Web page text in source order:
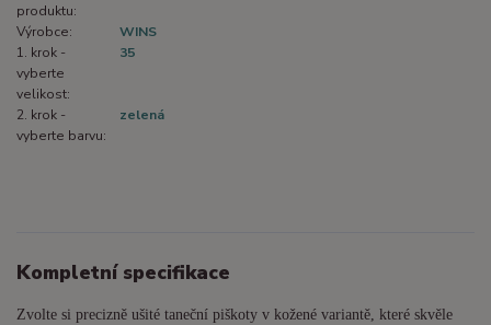
produktu:
Výrobce:
WINS
1. krok -
vyberte
velikost:
35
2. krok -
vyberte barvu:
zelená
Kompletní specifikace
Zvolte si precizně ušité taneční piškoty v kožené variantě, které skvěle